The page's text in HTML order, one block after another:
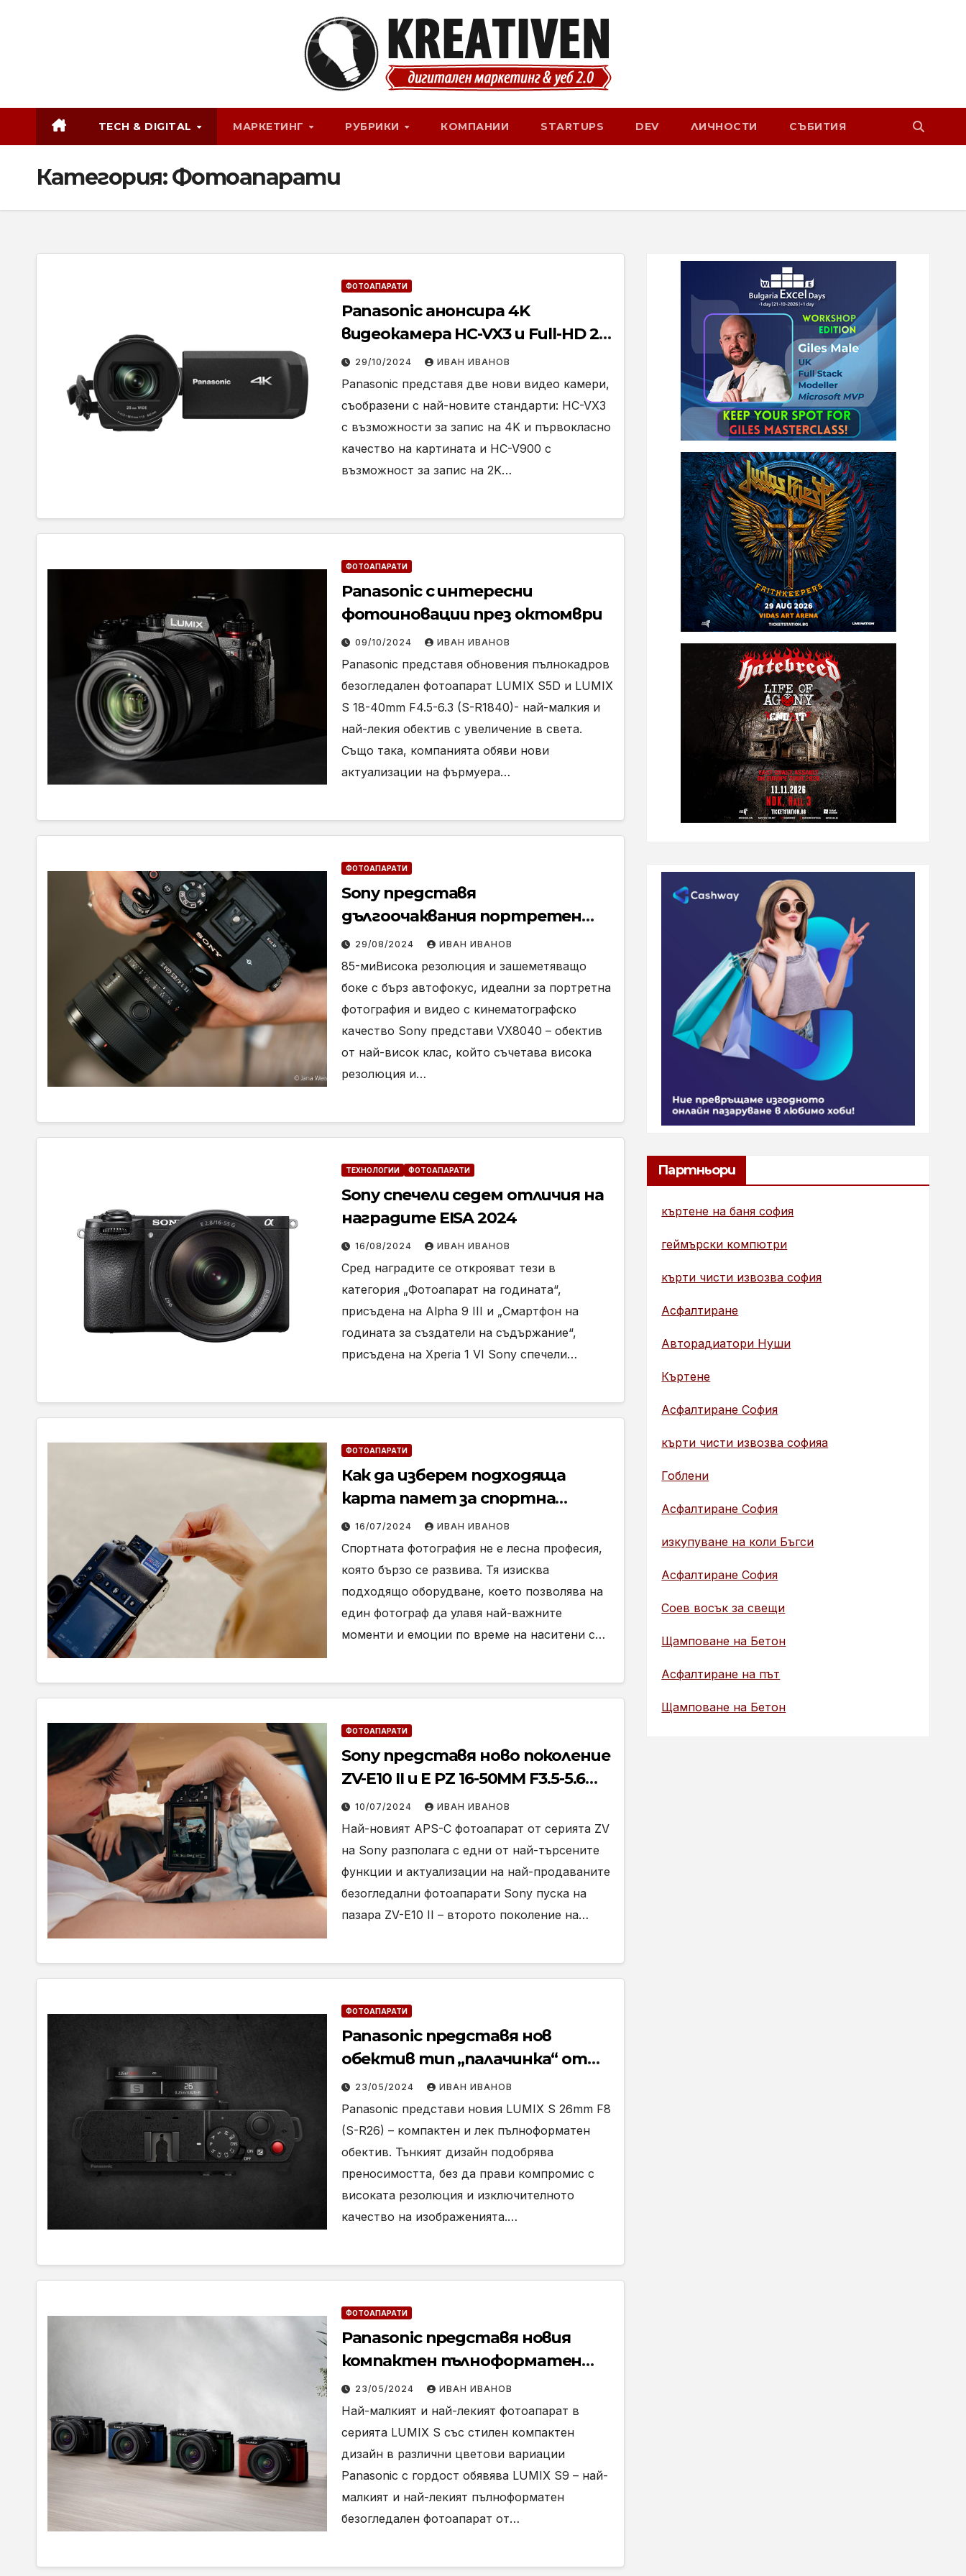
TECH & DIGITAL МАРКЕТИНГ РУБРИКИ КОМПАНИИ STARTUPS DEV ЛИЧНОСТИ СЪБИТИЯ
Категория:Фотоапарати
ФОТОАПАРАТИ
Panasonic анонсира 4K
видеокамера HC-VX3 и Full-HD 2K
видеокамера HC-V900
29/10/2024 ИВАН ИВАНОВ
Panasonic представя две нови видео камери,
съобразени с най-новите стандарти: HC-VX3
с възможности за запис на 4K и първокласно
качество на картината и HC-V900 с
възможност за запис на 2K…
ФОТОАПАРАТИ
Panasonic с интересни
фотоиновации през октомври
09/10/2024 ИВАН ИВАНОВ
Panasonic представя обновения пълнокадров
безогледален фотоапарат LUMIX S5D и LUMIX
S 18-40mm F4.5-6.3 (S-R1840)- най-малкия и
най-лекия обектив с увеличение в света.
Също така, компанията обяви нови
актуализации на фърмуера…
ФОТОАПАРАТИ
Sony представя
дългоочаквания портретен
обектив VX8040
29/08/2024 ИВАН ИВАНОВ
85-миВисока резолюция и зашеметяващо
боке с бърз автофокус, идеални за портретна
фотография и видео с кинематографско
качество Sony представи VX8040 – обектив
от най-висок клас, който съчетава висока
резолюция и…
ТЕХНОЛОГИИ ФОТОАПАРАТИ
Sony спечели седем отличия на
наградите EISA 2024
16/08/2024 ИВАН ИВАНОВ
Сред наградите се открояват тези в
категория „Фотоапарат на годината“,
присъдена на Alpha 9 III и „Смартфон на
годината за създатели на съдържание“,
присъдена на Xperia 1 VI Sony спечели…
ФОТОАПАРАТИ
Как да изберем подходяща
карта памет за спортна
фотография?
16/07/2024 ИВАН ИВАНОВ
Спортната фотография не е лесна професия,
която бързо се развива. Тя изисква
подходящо оборудване, което позволява на
един фотограф да улавя най-важните
моменти и емоции по време на наситени с…
ФОТОАПАРАТИ
Sony представя ново поколение
ZV-E10 II и E PZ 16-50MM F3.5-5.6
OSS II за създателите на
съдържание
10/07/2024 ИВАН ИВАНОВ
Най-новият APS-C фотоапарат от серията ZV
на Sony разполага с едни от най-търсените
функции и актуализации на най-продаваните
безогледални фотоапарати Sony пуска на
пазара ZV-E10 II – второто поколение на…
ФОТОАПАРАТИ
Panasonic представя нов
обектив тип „палачинка“ от
серията LUMIX S с фиксирано
фокусно разстояние: LUMIX S
26mm F8 (S-R26)
23/05/2024 ИВАН ИВАНОВ
Panasonic представи новия LUMIX S 26mm F8
(S-R26) – компактен и лек пълноформатен
обектив. Тънкият дизайн подобрява
преносимостта, без да прави компромис с
високата резолюция и изключителното
качество на изображенията.…
ФОТОАПАРАТИ
Panasonic представя новия
компактен пълноформатен
безогледален фотоапарат
LUMIX S9
23/05/2024 ИВАН ИВАНОВ
Най-малкият и най-лекият фотоапарат в
серията LUMIX S със стилен компактен
дизайн в различни цветови вариации
Panasonic с гордост обявява LUMIX S9 – най-
малкият и най-лекият пълноформатен
безогледален фотоапарат от…
Партньори
къртене на баня софия
геймърски компютри
кърти чисти извозва софия
Асфалтиране
Авторадиатори Нуши
Къртене
Асфалтиране София
кърти чисти извозва софияа
Гоблени
Асфалтиране София
изкупуване на коли Бъгси
Асфалтиране София
Соев восък за свещи
Щамповане на Бетон
Асфалтиране на път
Щамповане на Бетон